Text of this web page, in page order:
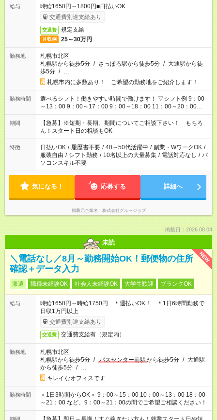
給与
時給1650円～1800円■日払いOK
交通費別途支給あり
交通費 規定支給
月収例 25～30万円
勤務地
札幌市北区
札幌駅から徒歩5分 / さっぽろ駅から徒歩5分 / 大通駅から徒
歩5分 / …
札幌市内に多数あり！ ご希望の勤務地をご紹介します！
勤務時間
選べるシフト！働きやすい時間で働けます！ ▽シフト例 9：00
～13：00 9：00～17：00 9：00～18：00 11：00～20：00
12：00～21：00 17：00～21：00 ■残業なし ■週3日～1日3h～
OK ■他シフトについても相談OK
期間
【急募】※短期・長期、期間についてご相談下さい！ もちろ
ん！スタート日の相談もOK
特徴 日払いOK / 履歴書不要 / 40～50代活躍中 / 副業・WワークOK /
服装自由 / シフト勤務 / 10名以上の大量募集 / 電話対応なし / パ
ソコンスキル不要
気になる！ 応募する 詳細へ
掲載元企業名 株式会社グルージョブ
掲載日：2026.08.04
未読
NEW
＼電話なし／8月～勤務開始OK！郵便物の住所
確認＋データ入力
派遣 職種未経験OK 社会人未経験OK 大学生歓迎 ブランクOK
給与
時給1650円～時給1750円 ＊週払いOK！ ＊1日6時間勤務で
日収1万円以上
交通費別途支給あり
交通費 交通費支給有（規定内）
勤務地
札幌市北区
札幌駅から徒歩5分 / バスセンター前駅から徒歩5分 / 大通駅
から徒歩5分 / …
キレイなオフィスです
勤務時間
＜1日3時間からOK＞ 9：00～15：00 10：00～13：00 18：00
～21：00 など、9：00～21：00の間でご希望ご相談ください！